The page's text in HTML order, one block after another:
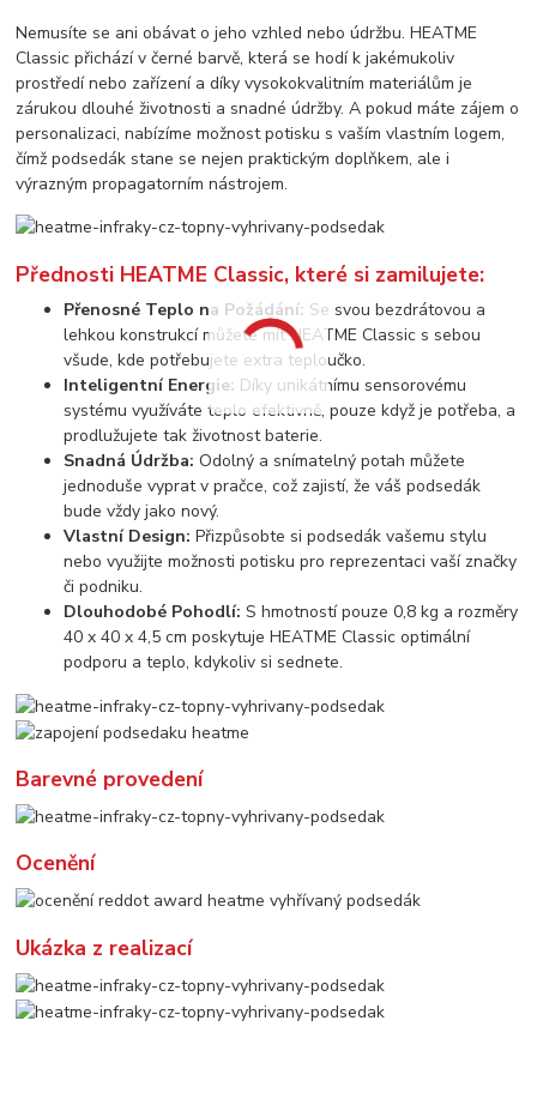
Nemusíte se ani obávat o jeho vzhled nebo údržbu. HEATME
Classic přichází v černé barvě, která se hodí k jakémukoliv
prostředí nebo zařízení a díky vysokokvalitním materiálům je
zárukou dlouhé životnosti a snadné údržby. A pokud máte zájem o
personalizaci, nabízíme možnost potisku s vaším vlastním logem,
čímž podsedák stane se nejen praktickým doplňkem, ale i
výrazným propagatorním nástrojem.
Přednosti HEATME Classic, které si zamilujete:
Přenosné Teplo na Požádání: Se svou bezdrátovou a
lehkou konstrukcí můžete mít HEATME Classic s sebou
všude, kde potřebujete extra teploučko.
Inteligentní Energie: Díky unikátnímu sensorovému
systému využíváte teplo efektivně, pouze když je potřeba, a
prodlužujete tak životnost baterie.
Snadná Údržba: Odolný a snímatelný potah můžete
jednoduše vyprat v pračce, což zajistí, že váš podsedák
bude vždy jako nový.
Vlastní Design: Přizpůsobte si podsedák vašemu stylu
nebo využijte možnosti potisku pro reprezentaci vaší značky
či podniku.
Dlouhodobé Pohodlí: S hmotností pouze 0,8 kg a rozměry
40 x 40 x 4,5 cm poskytuje HEATME Classic optimální
podporu a teplo, kdykoliv si sednete.
Barevné provedení
Ocenění
Ukázka z realizací